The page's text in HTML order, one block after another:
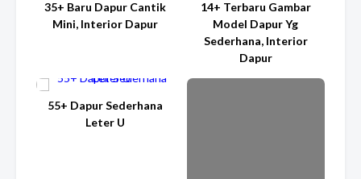
35+ Baru Dapur Cantik
Mini, Interior Dapur
14+ Terbaru Gambar
Model Dapur Yg
Sederhana, Interior
Dapur
55+ Dapur Sederhana
Leter U